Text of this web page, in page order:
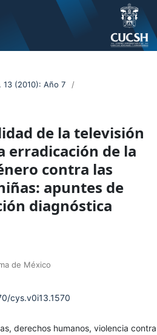
13 (2010): Año 7
/
de la televisión
erradicación de la
contra las
apuntes de
diagnóstica
de México
cys.v0i13.1570
derechos humanos, violencia